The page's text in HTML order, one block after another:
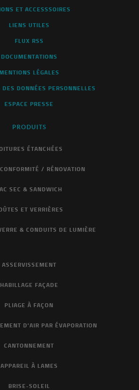
ET ACCESSSOIRES
LIENS UTILES
FLUX RSS
DOCUMENTATIONS
MENTIONS LÉGALES
DES DONNÉES PERSONNELLES
ESPACE PRESSE
PRODUITS
ÉTANCHÉES
/ RÉNOVATION
SEC & SANDWICH
ET VERRIÈRES
& CONDUITS DE LUMIÈRE
ASSERVISSEMENT
HABILLAGE FAÇADE
PLIAGE À FAÇON
D'AIR PAR ÉVAPORATION
CANTONNEMENT
APPAREIL À LAMES
BRISE-SOLEIL